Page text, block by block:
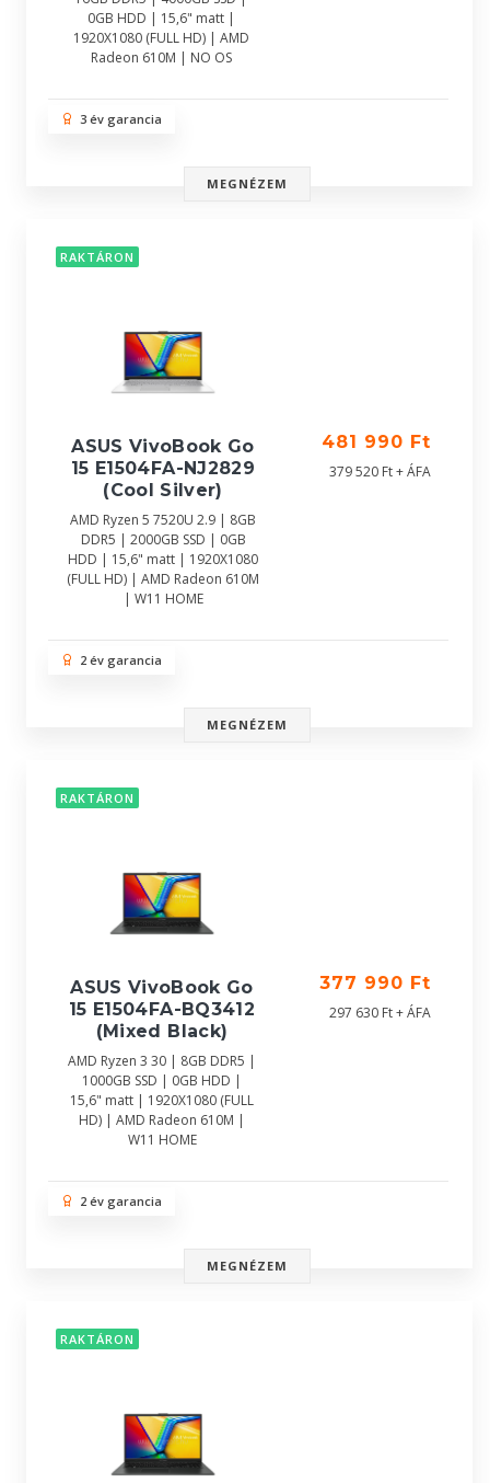
0GB HDD | 15,6" matt |
1920X1080 (FULL HD) | AMD
Radeon 610M | NO OS
3 év garancia
MEGNÉZEM
RAKTÁRON
ASUS VivoBook Go
15 E1504FA-NJ2829
(Cool Silver)
AMD Ryzen 5 7520U 2.9 | 8GB
DDR5 | 2000GB SSD | 0GB
HDD | 15,6" matt | 1920X1080
(FULL HD) | AMD Radeon 610M
| W11 HOME
481 990 Ft
379 520 Ft + ÁFA
2 év garancia
MEGNÉZEM
RAKTÁRON
ASUS VivoBook Go
15 E1504FA-BQ3412
(Mixed Black)
AMD Ryzen 3 30 | 8GB DDR5 |
1000GB SSD | 0GB HDD |
15,6" matt | 1920X1080 (FULL
HD) | AMD Radeon 610M |
W11 HOME
377 990 Ft
297 630 Ft + ÁFA
2 év garancia
MEGNÉZEM
RAKTÁRON